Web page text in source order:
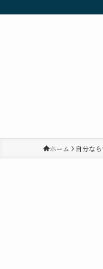
ホーム 自分な